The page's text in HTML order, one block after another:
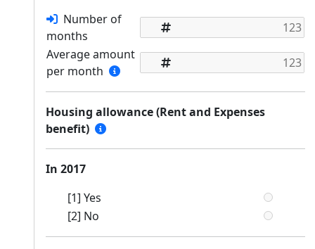
Number of
months
Average amount
per month
Housing allowance (Rent and Expenses
benefit)
In 2017
[1] Yes
[2] No